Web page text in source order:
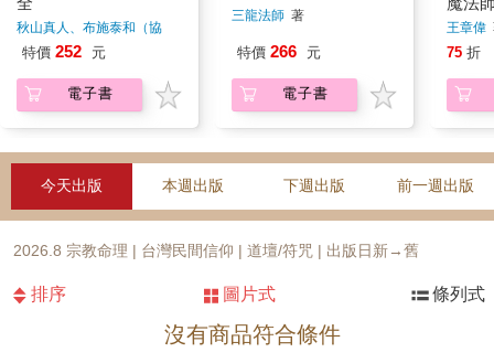
秋山真人、布施泰和（協
助）著
特價 252 元
電子書
三龍法師 著
特價 266 元
電子書
巫術
王章偉
75 折
今天出版 本週出版 下週出版 前一週出版
2026.8 宗教命理 | 台灣民間信仰 | 道壇/符咒 | 出版日新→舊
排序 圖片式 條列式
沒有商品符合條件